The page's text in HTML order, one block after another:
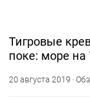
Тигровые
поке: море
20 августа 2019 ·